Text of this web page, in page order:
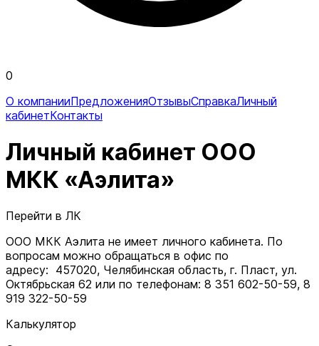
0
О компанииПредложенияОтзывыСправкаЛичный
кабинетКонтакты
Личный кабинет ООО
МКК «Аэлита»
Перейти в ЛК
ООО МКК Аэлита не имеет личного кабинета. По
вопросам можно обращаться в офис по
адресу: 457020, Челябинская область, г. Пласт, ул.
Октябрьская 62 или по телефонам: 8 351 602-50-59, 8
919 322-50-59
Калькулятор